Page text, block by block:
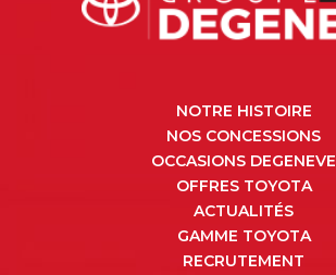
NOTRE HISTOIRE
NOS CONCESSIONS
OCCASIONS DEGENEVE
OFFRES TOYOTA
ACTUALITÉS
GAMME TOYOTA
RECRUTEMENT